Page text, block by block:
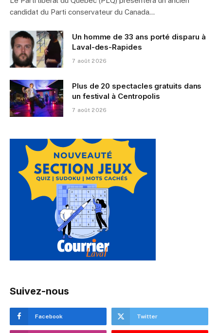
candidat du Parti conservateur du Canada…
Un homme de 33 ans porté disparu à
Laval-des-Rapides
7 août 2026
Plus de 20 spectacles gratuits dans
un festival à Centropolis
7 août 2026
Suivez-nous
Facebook Twitter